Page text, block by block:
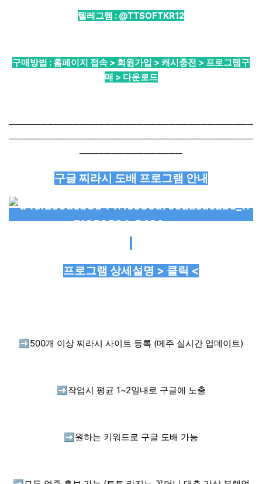
텔레그램 : @TTSOFTKR12
구매방법 : 홈페이지 접속 > 회원가입 > 캐시충전 > 프로그램구
매 > 다운로드
──────────────────────────────────────
──────────────────────────────────────
────────────────
구글 찌라시 도배 프로그램 안내
프로그램 상세설명 > 클릭 <
➡️ 500개 이상 찌라시 사이트 등록 (메주 실시간 업데이트)
➡️ 작업시 평균 1~2일내로 구글에 노출
➡️ 원하는 키워드로 구글 도배 가능